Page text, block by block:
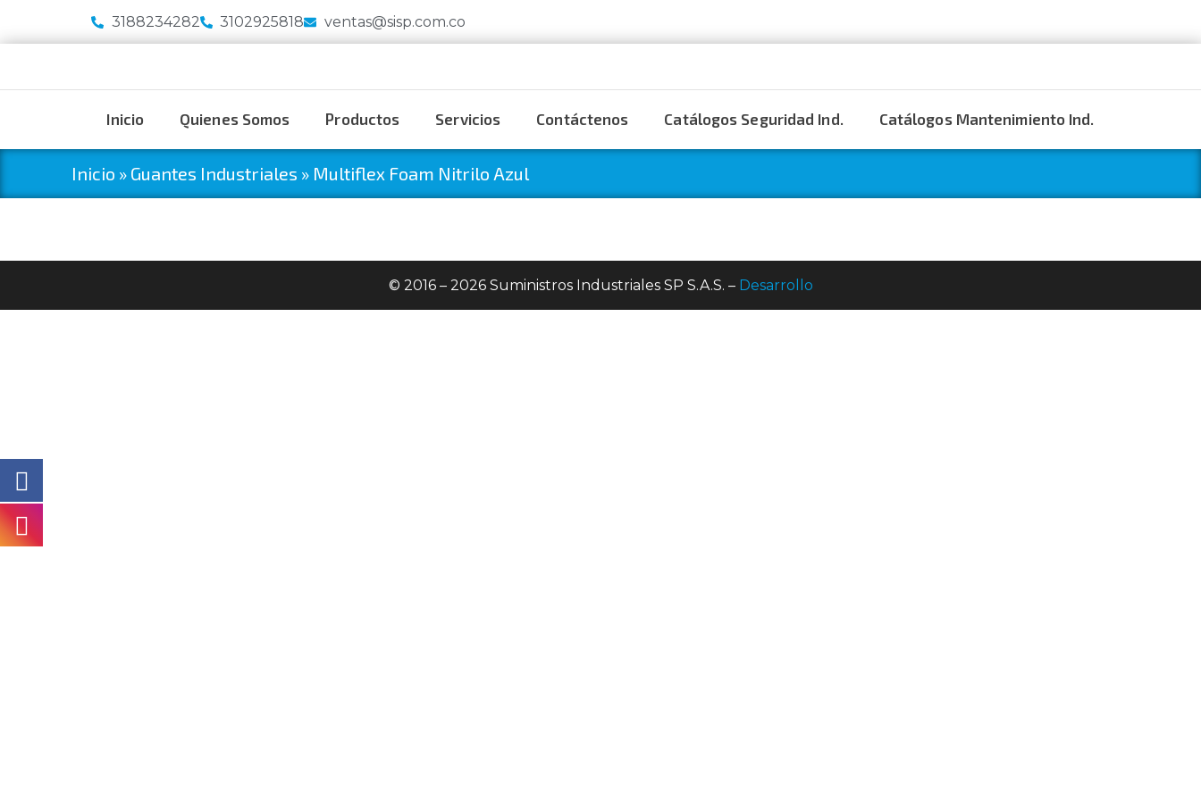
3188234282 3102925818 ventas@sisp.com.co
Inicio Quienes Somos Productos Servicios Contáctenos Catálogos Seguridad Ind. Catálogos Mantenimiento Ind.
Inicio » Guantes Industriales » Multiflex Foam Nitrilo Azul
© 2016 – 2026 Suministros Industriales SP S.A.S. – Desarrollo